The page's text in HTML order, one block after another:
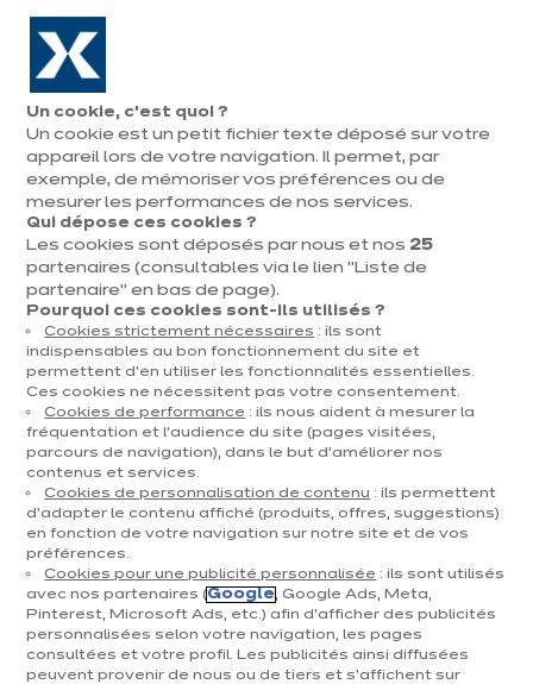
Aller à la navigation
Aller au contenu principal
Ouvrir
le
menu
magasins
Prendre
rendez-vous
Vous
êtes
ici
Accueil Cuisines Par catégorie Cuisines d'exposition Moda 05
Contact
Télécharger le catalogue
Prendre rendez-vous
Cuisines & aménagement
Cuisines équipées
Inspirations & conseils
Aménagement intérieur
Un cookie, c’est quoi ?
Un cookie est un petit fichier texte déposé sur votre
appareil lors de votre navigation. Il permet, par
exemple, de mémoriser vos préférences ou de
mesurer les performances de nos services.
Qui dépose ces cookies ?
Les cookies sont déposés par nous et nos 25
partenaires (consultables via le lien "Liste de
partenaire" en bas de page).
Pourquoi ces cookies sont-ils utilisés ?
Cookies strictement nécessaires : ils sont
indispensables au bon fonctionnement du site et
permettent d’en utiliser les fonctionnalités essentielles.
Ces cookies ne nécessitent pas votre consentement.
Cookies de performance : ils nous aident à mesurer la
fréquentation et l’audience du site (pages visitées,
parcours de navigation), dans le but d’améliorer nos
contenus et services.
Cookies de personnalisation de contenu : ils permettent
d’adapter le contenu affiché (produits, offres, suggestions)
en fonction de votre navigation sur notre site et de vos
préférences.
Cookies pour une publicité personnalisée : ils sont utilisés
avec nos partenaires (Google, Google Ads, Meta,
Pinterest, Microsoft Ads, etc.) afin d’afficher des publicités
personnalisées selon votre navigation, les pages
consultées et votre profil. Les publicités ainsi diffusées
peuvent provenir de nous ou de tiers et s'affichent sur